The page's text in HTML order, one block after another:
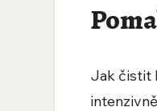
Jak čistit